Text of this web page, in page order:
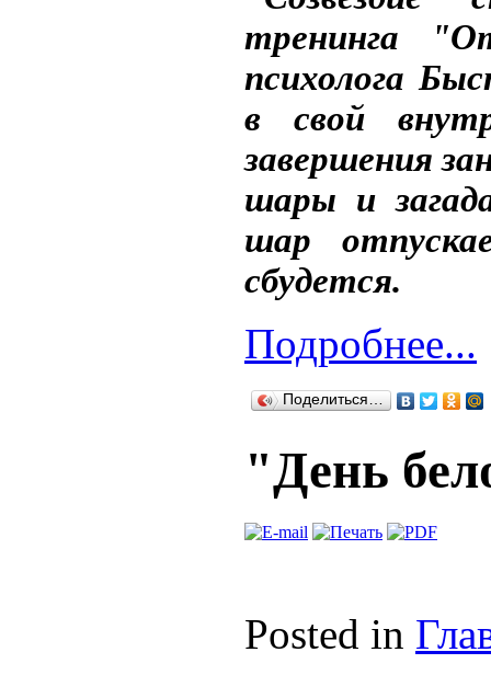
тренинга
психолога
в свой
завершения
шары и
шар
сбудется.
Подробнее...
Поделиться…
"День
Posted in